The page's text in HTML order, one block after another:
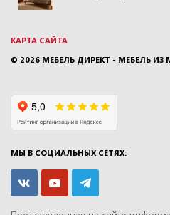
КАРТА САЙТА
© 2026 МЕБЕЛЬ ДИРЕКТ - МЕБЕЛЬ ИЗ
МЫ В СОЦИАЛЬНЫХ СЕТЯХ: